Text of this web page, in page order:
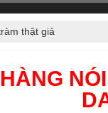
thật giả